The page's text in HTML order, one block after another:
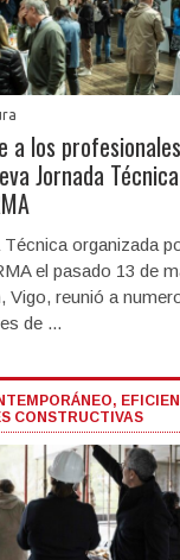
a los
Jornada
Técnica organizada
el pasado 13 de
Vigo, reunió a
de ...
CONSTRUCTIVAS